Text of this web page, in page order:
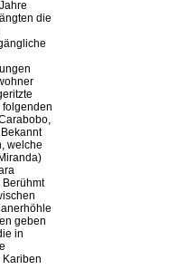
die
welche
geben
in